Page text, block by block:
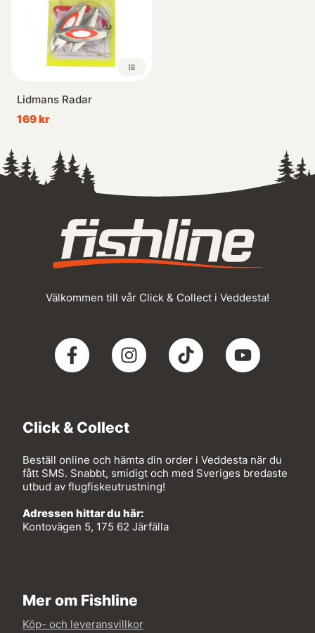
Lidmans Radar
169 kr
Välkommen till vår Click & Collect i Veddesta!
Click & Collect
Beställ online och hämta din order i Veddesta när du
fått SMS. Snabbt, smidigt och med Sveriges bredaste
utbud av flugfiskeutrustning!
Adressen hittar du här:
Kontovägen 5, 175 62 Järfälla
Mer om Fishline
Köp- och leveransvillkor